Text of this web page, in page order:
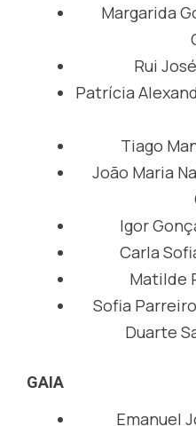
Margarida
Rui
Patrícia
Tiago
João Maria
Igor
Carla
Matilde
Sofia
Duarte
GAIA
Emanuel